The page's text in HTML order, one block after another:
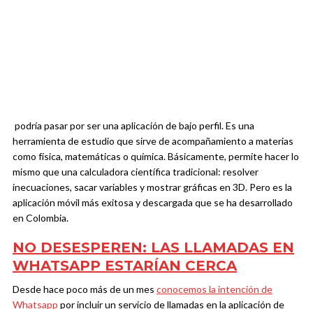
podría pasar por ser una aplicación de bajo perfil. Es una
herramienta de estudio que sirve de acompañamiento a materias
como física, matemáticas o química. Básicamente, permite hacer lo
mismo que una calculadora científica tradicional: resolver
inecuaciones, sacar variables y mostrar gráficas en 3D. Pero es la
aplicación móvil más exitosa y descargada que se ha desarrollado
en Colombia.
NO DESESPEREN: LAS LLAMADAS EN
WHATSAPP ESTARÍAN CERCA
Desde hace poco más de un mes conocemos la intención de
Whatsapp por incluir un servicio de llamadas en la aplicación de